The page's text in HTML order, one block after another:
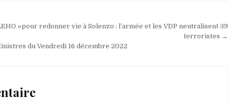
»pour redonner vie à Solenzo : l’armée et les VDP neutralisent 39
terroristes →
du Vendredi 16 décembre 2022